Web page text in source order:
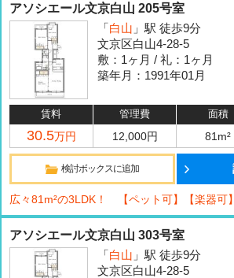
アソシエール文京白山 205号室
「 白山 」駅 徒歩9分
文京区白山4-28-5
敷：1ヶ月 / 礼：1ヶ月
築年月：1991年01月
賃料 管理費 面積
30.5万円 12,000円 81m²
検討ボックスに追加
広々81m²の3LDK！ 【ペット可】【楽器可】
アソシエール文京白山 303号室
「 白山 」駅 徒歩9分
文京区白山4-28-5